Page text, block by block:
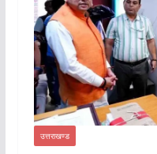
उत्तराखण्ड